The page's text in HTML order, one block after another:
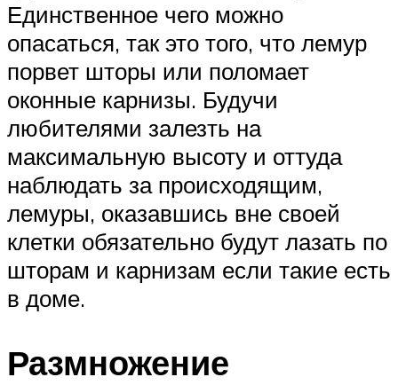
Единственное чего можно
опасаться, так это того, что лемур
порвет шторы или поломает
оконные карнизы. Будучи
любителями залезть на
максимальную высоту и оттуда
наблюдать за происходящим,
лемуры, оказавшись вне своей
клетки обязательно будут лазать по
шторам и карнизам если такие есть
в доме.
Размножение